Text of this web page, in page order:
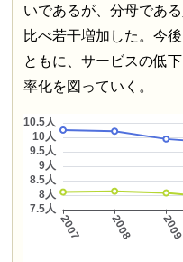
いであるが、分母であ
比べ若干増加した。今
ともに、サービスの低
率化を図っていく。